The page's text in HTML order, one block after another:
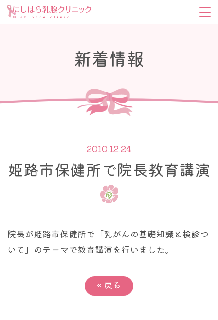
新着情報
2010.12.24
姫路市保健所で院長教育講演
院長が姫路市保健所で「乳がんの基礎知識と検診つ
いて」のテーマで教育講演を行いました。
« 戻る